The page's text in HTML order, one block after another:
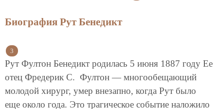
Биография Рут Бенедикт
3
Рут Фултон Бенедикт родилась 5 июня 1887 году Ее
отец Фредерик С. Фултон — многообещающий
молодой хирург, умер внезапно, когда Рут было
еще около года. Это трагическое событие наложило